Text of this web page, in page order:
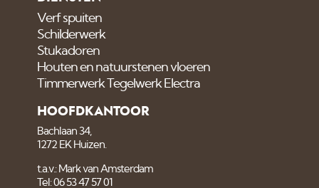
Verf spuiten
Schilderwerk
Stukadoren
Houten en natuurstenen vloeren
Timmerwerk Tegelwerk Electra
HOOFDKANTOOR
Bachlaan 34,
1272 EK Huizen.
t.a.v.: Mark van Amsterdam
Tel: 06 53 47 57 01